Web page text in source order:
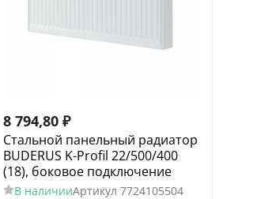
8 794,80 ₽
Стальной панельный радиатор
BUDERUS K-Profil 22/500/400
(18), боковое подключение
В наличииАртикул 7724105504